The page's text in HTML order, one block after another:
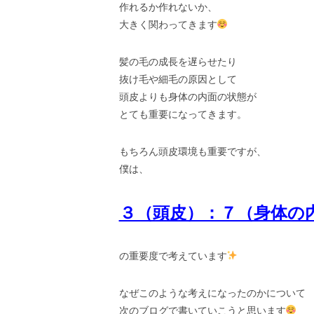
作れるか作れないか、
大きく関わってきます
髪の毛の成長を遅らせたり
抜け毛や細毛の原因として
頭皮よりも身体の内面の状態が
とても重要になってきます。
もちろん頭皮環境も重要ですが、
僕は、
３（頭皮）：７（身体の
の重要度で考えています
なぜこのような考えになったのかについて
次のブログで書いていこうと思います